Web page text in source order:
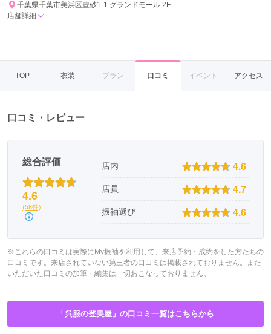
千葉県千葉市美浜区豊砂1-1 グランドモール 2F
店舗詳細
TOP 衣装 プラン 口コミ イベント アクセス
口コミ・レビュー
総合評価
4.6
(58件)
店内 4.6
店員 4.7
振袖選び 4.6
※これらの口コミは実際にMy振袖を利用して、来店予約・成約をした方たちの
口コミです。来店されていない第三者の口コミは掲載されておりません。また
いただいた口コミの加筆・編集は一切おこなっておりません。
「呉服の登美屋」の口コミ一覧はこちらから